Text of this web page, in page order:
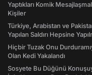
Yaptıkları Komik
Kişiler
Türkiye, Arabistan ve
Yapılan Saldırı Hepsine
Hiçbir Tuzak Onu
Olan Kedi Yakalandı
Sosyete Bu Düğünü